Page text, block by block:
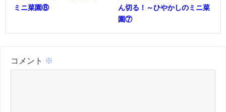
ミニ菜園⑧
ん切る！～ひやかしのミニ菜
園⑦
コメント ※